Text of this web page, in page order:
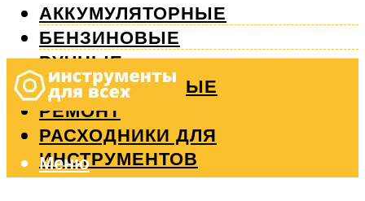
АККУМУЛЯТОРНЫЕ
БЕНЗИНОВЫЕ
РУЧНЫЕ
ИЗМЕРИТЕЛЬНЫЕ
РЕМОНТ
РАСХОДНИКИ ДЛЯ
ИНСТРУМЕНТОВ
Меню